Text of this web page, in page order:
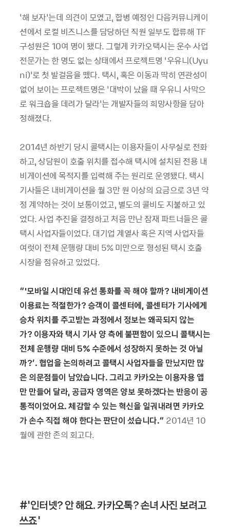
‘해 보자’는데 의견이 모였고, 합병 예정인 다음커뮤니케이
션에서 로컬 비즈니스를 담당하던 직원 일부도 합류해 TF
구성원은 10여 명이 됐다. 그렇게 카카오택시는 운수 사업
전문가는 한 명도 없는 상태에서 프로젝트명 ‘우유니(Uyu
ni)’로 첫 발걸음을 뗐다. 택시, 혹은 이동과 딱히 연관성이
없어 보이는 프로젝트명은 ‘대박이 났을 때 우유니 사막으
로 워크숍을 데려가 달라’는 개발자들의 희망사항을 담아
정해졌다.
2014년 하반기 당시 콜택시는 이용자들이 사무실로 전화
하고, 상담원이 호출 위치를 접수해 택시에 설치된 전용 내
비게이션에 목적지를 입력해 주는 원리로 운영됐다. 택시
기사들은 내비게이션을 월 3만 원 이상의 요금으로 3년 약
정 계약하는 것이 보통이었고, 별도의 콜비도 지불하고 있
었다. 사업 추진을 결정하고 처음 만난 잠재 파트너들은 콜
택시 사업자들이었다. 대기업 계열사 혹은 지역 사업자들
여럿이 전체 운행량 대비 5% 미만으로 형성된 택시 호출
시장을 점유하고 있었다.
“'모바일 시대인데 유선 통화를 꼭 해야 할까? 내비게이션
이용료는 적절한가?승객이 콜센터에, 콜센터가 기사에게
승차 위치를 주고받는 과정에서 정보는 왜곡되지 않는
가? 이용자와 택시 기사 양 측에 불편함이 있으니 콜택시는
전체 운행량 대비 5%수준에서 성장하지 못하는 것 아닐
까?’. 협업을 논의하려고 콜택시 사업자들을 만났지만 많
은 의문점들이 남았습니다.그리고 카카오는 이용자용 앱
만 만들어 달라, 공급자 영역은 양보 못하겠다는 반응이 공
통적이었어요.체감할 수 있는 혁신을 일궈내려면 카카오
가 손수 직접 해야 한다는 판단이 섰습니다.” 2014년 10
월에 관한 존의 회고다.
#'인터넷?안 해요.카카오톡?손녀 사진 보려고
쓰죠’